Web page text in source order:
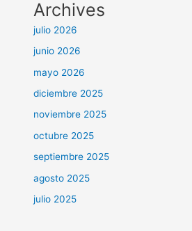
Archives
julio 2026
junio 2026
mayo 2026
diciembre 2025
noviembre 2025
octubre 2025
septiembre 2025
agosto 2025
julio 2025